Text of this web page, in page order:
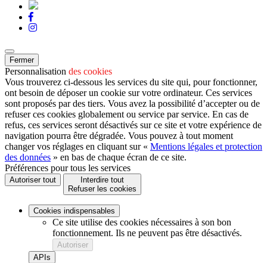
Fermer
Personnalisation des cookies
Vous trouverez ci-dessous les services du site qui, pour fonctionner,
ont besoin de déposer un cookie sur votre ordinateur. Ces services
sont proposés par des tiers. Vous avez la possibilité d’accepter ou de
refuser ces cookies globalement ou service par service. En cas de
refus, ces services seront désactivés sur ce site et votre expérience de
navigation pourra être dégradée. Vous pouvez à tout moment
changer vos réglages en cliquant sur « Mentions légales et protection
des données » en bas de chaque écran de ce site.
Préférences pour tous les services
Autoriser tout
Interdire tout
Refuser les cookies
Cookies indispensables
Ce site utilise des cookies nécessaires à son bon
fonctionnement. Ils ne peuvent pas être désactivés.
Autoriser
APIs